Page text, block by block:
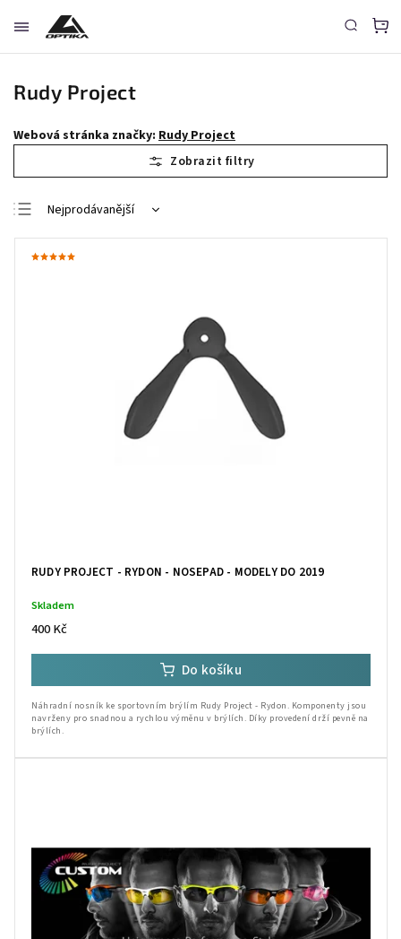
Rudy Project
Webová stránka značky: Rudy Project
Nejprodávanější
Nejlevnější
RUDY PROJECT - RYDON - NOSEPAD - MODELY DO 2019
Skladem
400 Kč
Do košíku
Náhradní nosník ke sportovním brýlím Rudy Project - Rydon. Komponenty jsou
navrženy pro snadnou a rychlou výměnu v brýlích. Díky provedení drží pevně na